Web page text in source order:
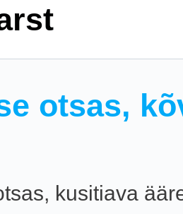
otsas,
kusitiava